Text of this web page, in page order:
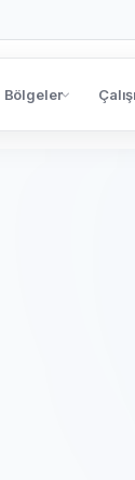
Bölgeler